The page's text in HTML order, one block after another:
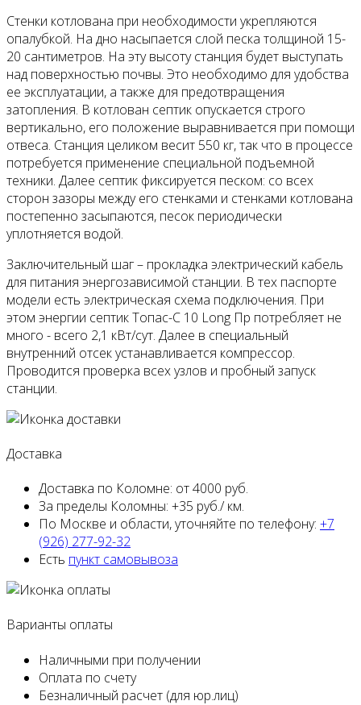
Стенки котлована при необходимости укрепляются
опалубкой. На дно насыпается слой песка толщиной 15-
20 сантиметров. На эту высоту станция будет выступать
над поверхностью почвы. Это необходимо для удобства
ее эксплуатации, а также для предотвращения
затопления. В котлован септик опускается строго
вертикально, его положение выравнивается при помощи
отвеса. Станция целиком весит 550 кг, так что в процессе
потребуется применение специальной подъемной
техники. Далее септик фиксируется песком: со всех
сторон зазоры между его стенками и стенками котлована
постепенно засыпаются, песок периодически
уплотняется водой.
Заключительный шаг – прокладка электрический кабель
для питания энергозависимой станции. В тех паспорте
модели есть электрическая схема подключения. При
этом энергии септик Топас-С 10 Long Пр потребляет не
много - всего 2,1 кВт/сут. Далее в специальный
внутренний отсек устанавливается компрессор.
Проводится проверка всех узлов и пробный запуск
станции.
Доставка
Доставка по Коломне: от 4000 руб.
За пределы Коломны: +35 руб./ км.
По Москве и области,уточняйте по телефону: +7
(926) 277-92-32
Есть пункт самовывоза
Варианты оплаты
Наличными при получении
Оплата по счету
Безналичный расчет (для юр.лиц)